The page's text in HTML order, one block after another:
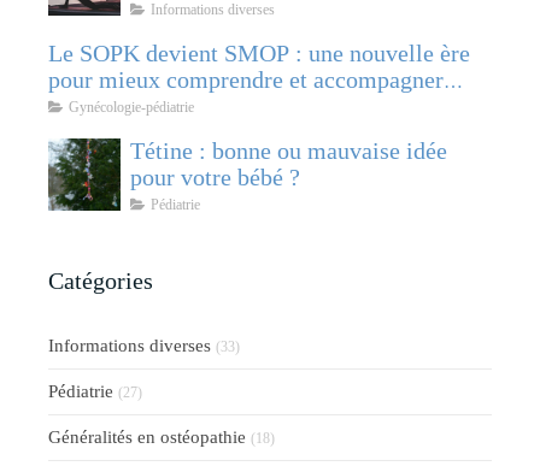
Informations diverses
Le SOPK devient SMOP : une nouvelle ère
pour mieux comprendre et accompagner
cette pathologie féminine
Gynécologie-pédiatrie
Tétine : bonne ou mauvaise idée
pour votre bébé ?
Pédiatrie
Catégories
Informations diverses (33)
Pédiatrie (27)
Généralités en ostéopathie (18)